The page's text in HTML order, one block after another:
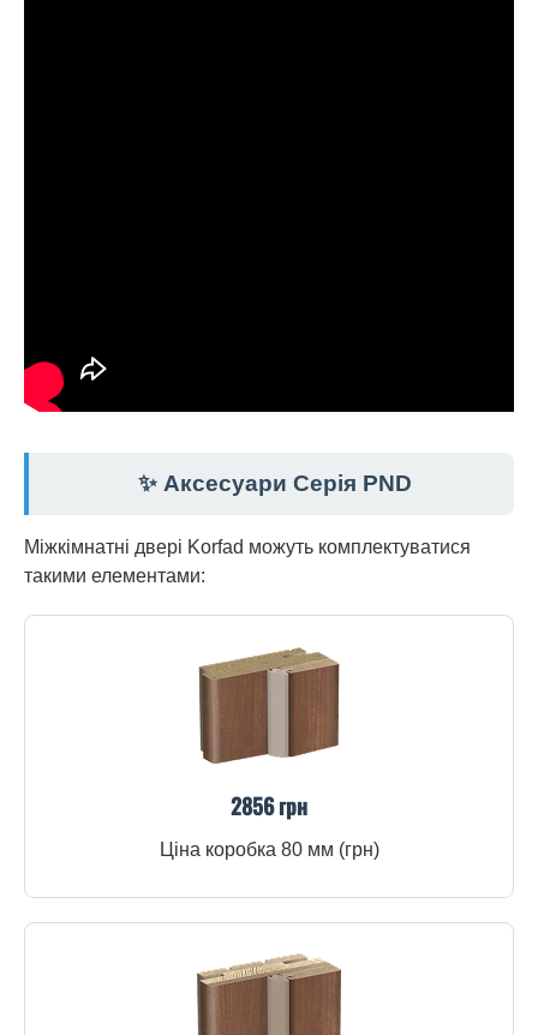
✨ Аксесуари Серія PND
Міжкімнатні двері Korfad можуть комплектуватися
такими елементами:
2856 грн
Ціна коробка 80 мм (грн)